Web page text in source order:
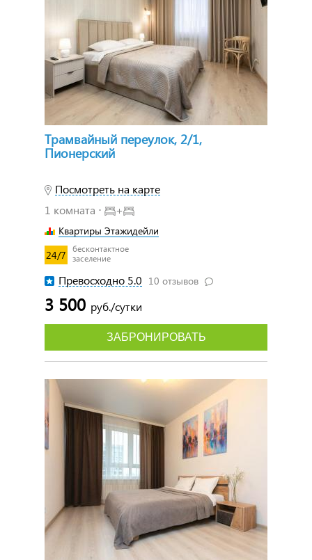
Трамвайный переулок, 2/1,
Пионерский
Посмотреть на карте
1 комната ⋅
+
Квартиры Этажидейли
24/7
бесконтактное
заселение
Превосходно 5.0 10 отзывов
3 500 руб./сутки
ЗАБРОНИРОВАТЬ